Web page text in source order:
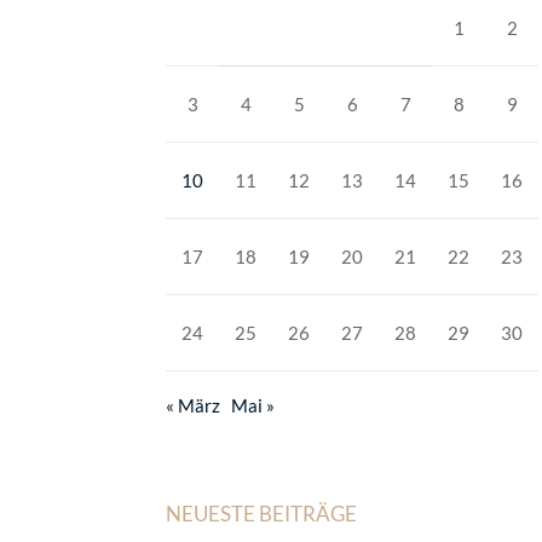
1 2
3 4 5 6 7 8 9
10 11 12 13 14 15 16
17 18 19 20 21 22 23
24 25 26 27 28 29 30
« März Mai »
NEUESTE BEITRÄGE